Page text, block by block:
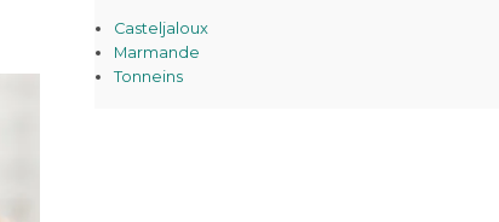
Casteljaloux
Marmande
Tonneins